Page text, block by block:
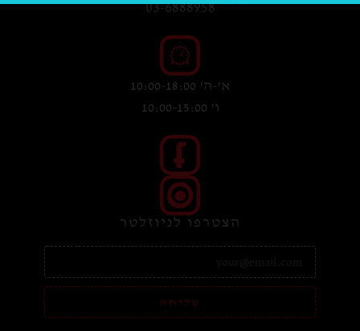
03-6888958
א'-ה' 10:00-18:00
ו' 10:00-15:00
הצטרפו לניוזלטר
שליחה